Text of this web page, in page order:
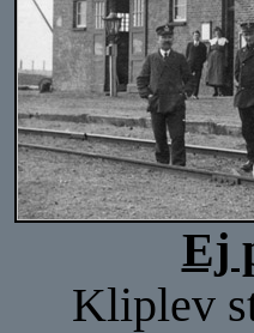
Ej
Kliplev